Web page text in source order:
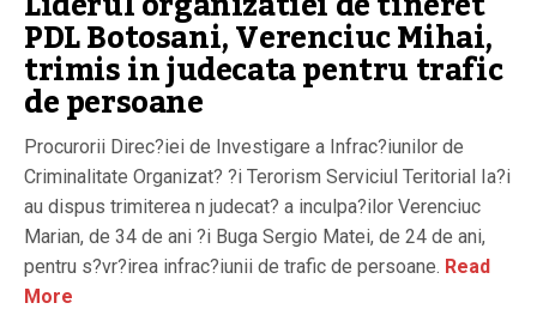
PDL Botosani, Verenciuc Mihai,
trimis in judecata pentru trafic
de persoane
Procurorii Direc?iei de Investigare a Infrac?iunilor de
Criminalitate Organizat? ?i Terorism Serviciul Teritorial Ia?i
au dispus trimiterea n judecat? a inculpa?ilor Verenciuc
Marian, de 34 de ani ?i Buga Sergio Matei, de 24 de ani,
pentru s?vr?irea infrac?iunii de trafic de persoane. Read
More